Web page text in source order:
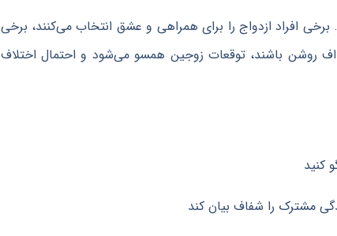
افراد ازدواج را برای همراهی و عشق انتخاب می‌کنند، برخی
روشن باشند، توقعات زوجین همسو می‌شود و احتمال اختلاف
کنید
مشترک را شفاف بیان کند